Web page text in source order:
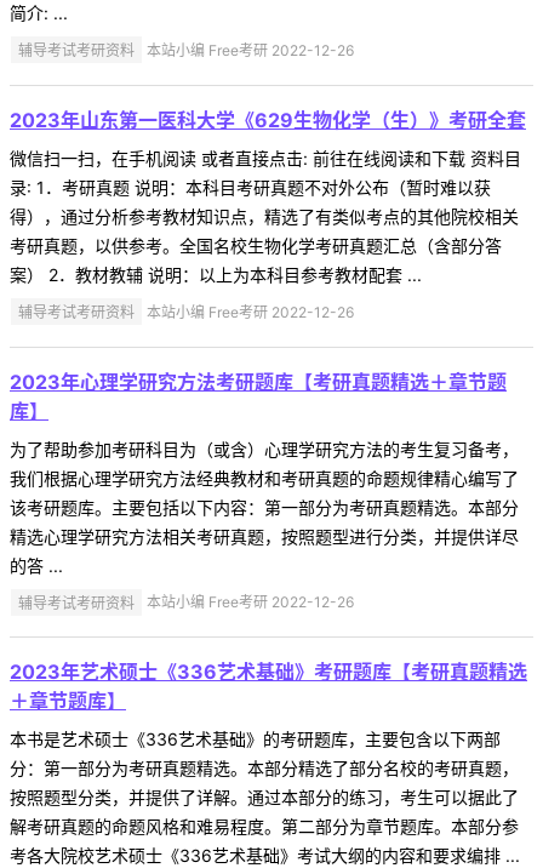
简介: ...
辅导考试考研资料 本站小编 Free考研 2022-12-26
2023年山东第一医科大学《629生物化学（生）》考研全套
微信扫一扫，在手机阅读 或者直接点击: 前往在线阅读和下载 资料目
录: 1．考研真题 说明：本科目考研真题不对外公布（暂时难以获
得），通过分析参考教材知识点，精选了有类似考点的其他院校相关
考研真题，以供参考。全国名校生物化学考研真题汇总（含部分答
案） 2．教材教辅 说明：以上为本科目参考教材配套 ...
辅导考试考研资料 本站小编 Free考研 2022-12-26
2023年心理学研究方法考研题库【考研真题精选＋章节题
库】
为了帮助参加考研科目为（或含）心理学研究方法的考生复习备考，
我们根据心理学研究方法经典教材和考研真题的命题规律精心编写了
该考研题库。主要包括以下内容：第一部分为考研真题精选。本部分
精选心理学研究方法相关考研真题，按照题型进行分类，并提供详尽
的答 ...
辅导考试考研资料 本站小编 Free考研 2022-12-26
2023年艺术硕士《336艺术基础》考研题库【考研真题精选
＋章节题库】
本书是艺术硕士《336艺术基础》的考研题库，主要包含以下两部
分：第一部分为考研真题精选。本部分精选了部分名校的考研真题，
按照题型分类，并提供了详解。通过本部分的练习，考生可以据此了
解考研真题的命题风格和难易程度。第二部分为章节题库。本部分参
考各大院校艺术硕士《336艺术基础》考试大纲的内容和要求编排 ...